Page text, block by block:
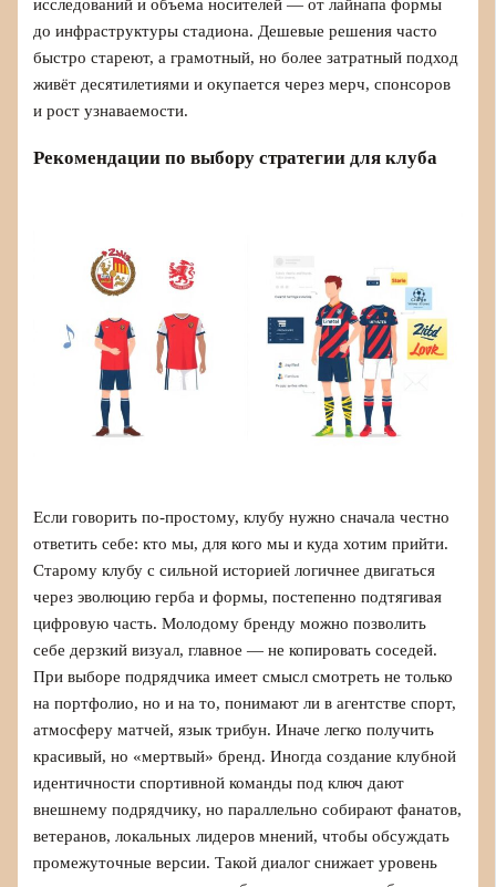
исследований и объема носителей — от лайнапа формы
до инфраструктуры стадиона. Дешевые решения часто
быстро стареют, а грамотный, но более затратный подход
живёт десятилетиями и окупается через мерч, спонсоров
и рост узнаваемости.
Рекомендации по выбору стратегии для клуба
Если говорить по-простому, клубу нужно сначала честно
ответить себе: кто мы, для кого мы и куда хотим прийти.
Старому клубу с сильной историей логичнее двигаться
через эволюцию герба и формы, постепенно подтягивая
цифровую часть. Молодому бренду можно позволить
себе дерзкий визуал, главное — не копировать соседей.
При выборе подрядчика имеет смысл смотреть не только
на портфолио, но и на то, понимают ли в агентстве спорт,
атмосферу матчей, язык трибун. Иначе легко получить
красивый, но «мертвый» бренд. Иногда создание клубной
идентичности спортивной команды под ключ дают
внешнему подрядчику, но параллельно собирают фанатов,
ветеранов, локальных лидеров мнений, чтобы обсуждать
промежуточные версии. Такой диалог снижает уровень